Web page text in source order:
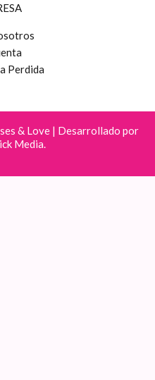
Perdida
& Love | Desarrollado por
Media.